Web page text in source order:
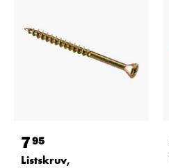
795
Listskruv,